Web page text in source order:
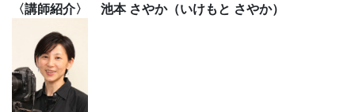
〈講師紹介〉 池本 さやか（いけもと さやか）